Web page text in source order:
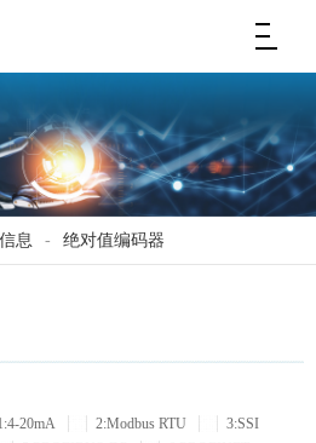
息 - 绝对值编码器
20mA 2:Modbus RTU
3:SSI